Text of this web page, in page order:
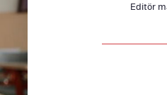
Editör